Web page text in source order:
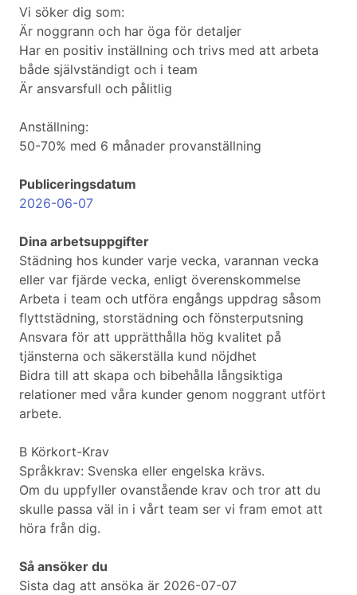
Vi söker dig som:
Är noggrann och har öga för detaljer
Har en positiv inställning och trivs med att arbeta
både självständigt och i team
Är ansvarsfull och pålitlig
Anställning:
50-70% med 6 månader provanställning
Publiceringsdatum
2026-06-07
Dina arbetsuppgifter
Städning hos kunder varje vecka, varannan vecka
eller var fjärde vecka, enligt överenskommelse
Arbeta i team och utföra engångs uppdrag såsom
flyttstädning, storstädning och fönsterputsning
Ansvara för att upprätthålla hög kvalitet på
tjänsterna och säkerställa kund nöjdhet
Bidra till att skapa och bibehålla långsiktiga
relationer med våra kunder genom noggrant utfört
arbete.
B Körkort-Krav
Språkkrav: Svenska eller engelska krävs.
Om du uppfyller ovanstående krav och tror att du
skulle passa väl in i vårt team ser vi fram emot att
höra från dig.
Så ansöker du
Sista dag att ansöka är 2026-07-07